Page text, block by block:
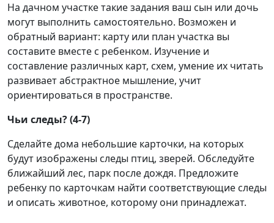
На дачном участке такие задания ваш сын или дочь
могут выполнить самостоятельно. Возможен и
обратный вариант: карту или план участка вы
составите вместе с ребенком. Изучение и
составление различных карт, схем, умение их читать
развивает абстрактное мышление, учит
ориентироваться в пространстве.
Чьи следы? (4-7)
Сделайте дома небольшие карточки, на которых
будут изображены следы птиц, зверей. Обследуйте
ближайший лес, парк после дождя. Предложите
ребенку по карточкам найти соответствующие следы
и описать животное, которому они принадлежат.